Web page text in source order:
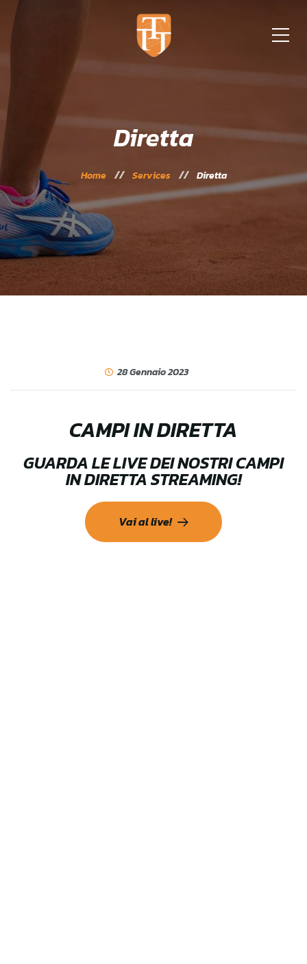
Diretta
Home Services Diretta
28 Gennaio 2023
CAMPI IN DIRETTA
GUARDA LE LIVE DEI NOSTRI CAMPI
IN DIRETTA STREAMING!
Vai al live!